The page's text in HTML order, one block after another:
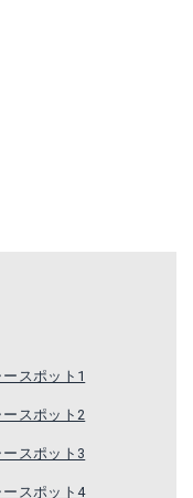
スポット1
スポット2
スポット3
スポット4